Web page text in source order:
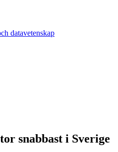
datavetenskap
snabbast i Sverige